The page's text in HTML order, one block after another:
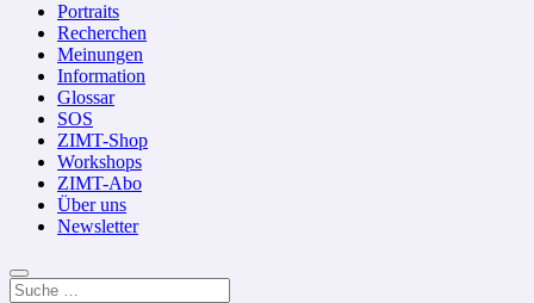
Portraits
Recherchen
Meinungen
Information
Glossar
SOS
ZIMT-Shop
Workshops
ZIMT-Abo
Über uns
Newsletter